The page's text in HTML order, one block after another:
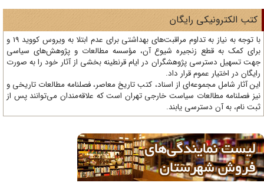
الکترونیکی رایگان
با توجه به نیاز به تداوم مراقبت‌های بهداشتی برای عدم ابتلا به ویروس کووید 19 و
کمک به قطع زنجیره شیوع آن، مؤسسه مطالعات و پژوهش‌های سیاسی
تسهیل دسترسی پژوهشگران در ایام قرنطینه بخشی از آثار خود را به صورت
در اختیار عموم قرار داد.
آثار شامل مجموعه‌ای از اسناد، کتب تاریخ معاصر، فصلنامه‌ مطالعات تاریخی و
فصلنامه مطالعات سیاست خارجی تهران است که علاقه‌مندان می‌توانند پس از
نام، به آن دسترسی یابند.